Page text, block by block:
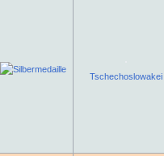
Tschechoslowakei